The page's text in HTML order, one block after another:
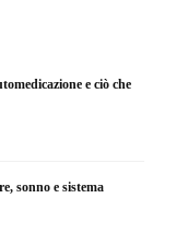
e ciò che
sonno e sistema